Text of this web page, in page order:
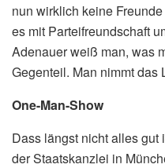
nun wirklich keine
es mit Parteifreundschaft
Adenauer weiß man, was
Gegenteil. Man nimmt das
One-Man-Show
Dass längst nicht alles gut
der Staatskanzlei in